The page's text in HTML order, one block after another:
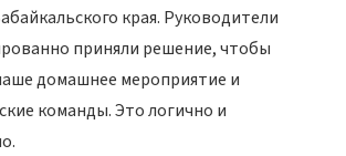
края. Руководители
приняли решение, чтобы
домашнее мероприятие и
команды. Это логично и